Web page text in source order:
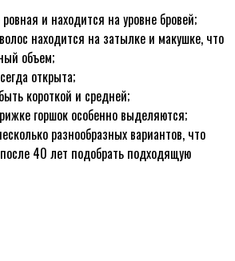
и находится на уровне бровей;
находится на затылке и макушке, что
объем;
открыта;
короткой и средней;
горшок особенно выделяются;
разнообразных вариантов, что
40 лет подобрать подходящую